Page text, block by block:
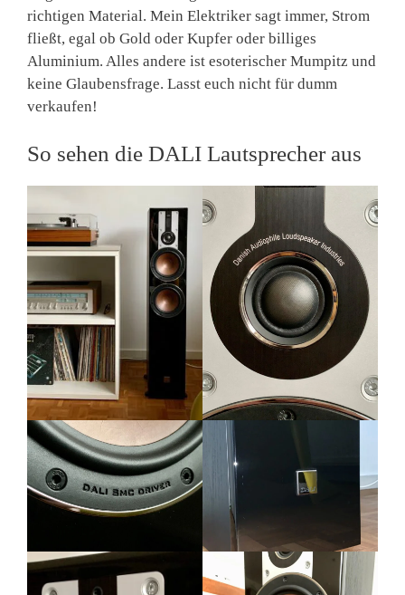
richtigen Material. Mein Elektriker sagt immer, Strom
fließt, egal ob Gold oder Kupfer oder billiges
Aluminium. Alles andere ist esoterischer Mumpitz und
keine Glaubensfrage. Lasst euch nicht für dumm
verkaufen!
So sehen die DALI Lautsprecher aus